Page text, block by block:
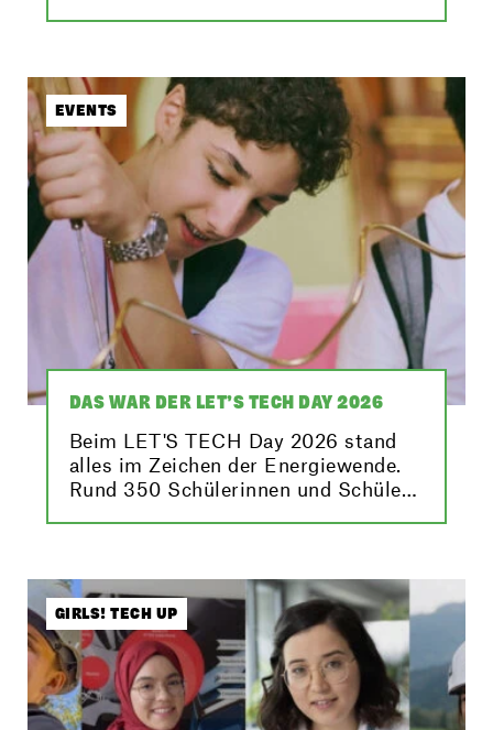
EVENTS
DAS WAR DER LET’S TECH DAY 2026
Beim LET'S TECH Day 2026 stand
alles im Zeichen der Energiewende.
Rund 350 Schülerinnen und Schüler
beitragen können. Hier findest du die
besten Bilder von der Veranstaltung!
GIRLS! TECH UP